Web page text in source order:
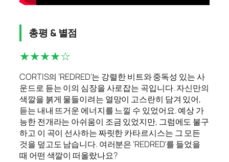
총평 & 별점
★★★★☆
CORTIS의 ‘REDRED’는 강렬한 비트와 중독성 있는 사
운드로 듣는 이의 심장을 사로잡는 곡입니다. 자신만의
색깔을 붉게 물들이려는 열망이 고스란히 담겨 있어,
듣는 내내 뜨거운 에너지를 느낄 수 있었어요. 예상 가
능한 전개라는 아쉬움이 조금 있었지만, 그럼에도 불구
하고 이 곡이 선사하는 짜릿한 카타르시스는 그 모든
것을 덮고도 남습니다. 여러분은 ‘REDRED’를 들었을
때 어떤 색깔이 떠올랐나요?